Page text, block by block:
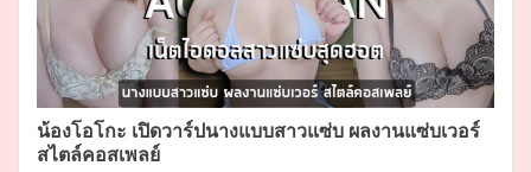
น้องโอโกะ เปิดวาร์ปนางแบบสาวแซ่บ ผลงานแซ่บเวอร์
สไตล์คอสเพลย์